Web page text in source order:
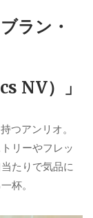
ラン・
NV）」
つアンリオ。
リーやフレッ
たりで気品に
杯。